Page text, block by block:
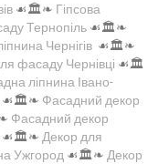
☙🏛️❧ Гіпсова
Тернопіль ☙🏛️❧
Чернігів ☙🏛️❧
фасаду Чернівці ☙🏛️
ліпнина Івано-
☙🏛️❧ Фасадний декор
Фасадний декор
☙🏛️❧ Декор для
Ужгород ☙🏛️❧ Декор